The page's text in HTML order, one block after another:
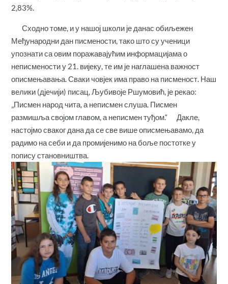
2,83%.
Сходно томе, и у нашој школи је данас обиљежен
Међународни дан писмености, тако што су ученици
упознати са овим поражавајућим информацијама о
неписмености у 21. вијеку, те им је наглашена важност
описмењавања. Сваки човјек има право на писменост. Наш
велики (дјечији) писац, Љубивоје Ршумовић, је рекао:
„Писмен народ чита, а неписмен слуша. Писмен
размишља својом главом, а неписмен туђом.“ Дакле,
настојмо сваког дана да се све више описмењавамо, да
радимо на себи и да промијенимо на боље постотке у
попису становништва.